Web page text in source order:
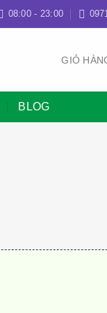
08:00 - 23:00
GIỎ
BLOG